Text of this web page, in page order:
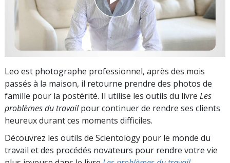
Leo est photographe professionnel, après des mois
passés à la maison, il retourne prendre des photos de
famille pour la postérité. Il utilise les outils du livre Les
problèmes du travailpour continuer de rendre ses clients
heureux durant ces moments difficiles.
Découvrez les outils de Scientology pour le monde du
travail et des procédés novateurs pour rendre votre vie